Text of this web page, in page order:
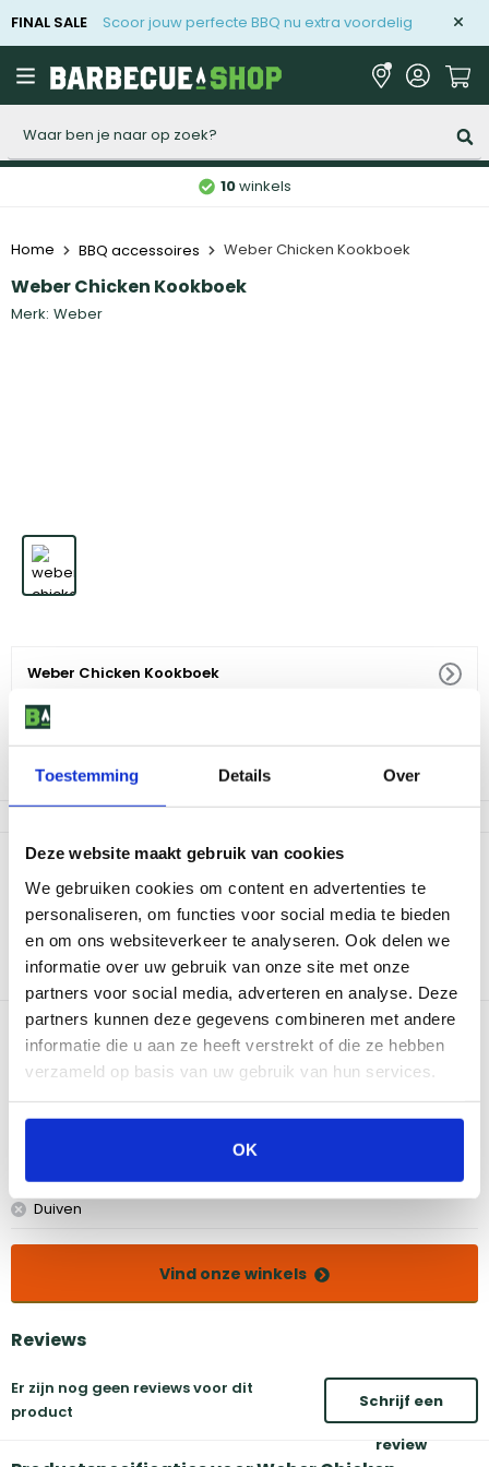
Toestemming Details Over
Deze website maakt gebruik van cookies
We gebruiken cookies om content en advertenties te
personaliseren, om functies voor social media te bieden
en om ons websiteverkeer te analyseren. Ook delen we
informatie over uw gebruik van onze site met onze
partners voor social media, adverteren en analyse. Deze
partners kunnen deze gegevens combineren met andere
informatie die u aan ze heeft verstrekt of die ze hebben
verzameld op basis van uw gebruik van hun services.
OK
FINAL SALE Scoor jouw perfecte BBQ nu extra voordelig
10winkels
Home BBQ accessoires Weber Chicken Kookboek
Weber Chicken Kookboek
Merk: Weber
Weber Chicken Kookboek
14,99
Niet op voorraad
Productomschrijving
Haal het beste uit de Weber barbecue! De allebeste
barbecuerecepten met kip, het meest veelzijdig stukje vlees! -
Nederlandse taal - De beste bbq recepten met kip - Leuk om
cadeau te geven om zelf te gebruiken en jouw vrienden en
familie te verrassen met jouw bbq skills deze zomer!
Bekijk dit product in onze winkels
Amsterdam
Doetinchem
Duiven
Eindhoven
Utrecht
Vind onze winkels
Reviews
Er zijn nog geen reviews voor dit
product
Schrijf een
review